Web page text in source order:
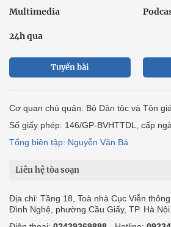
Multimedia
24h qua
Tuyến bài
Cơ quan chủ quản: Bộ Dân tộc và Tôn
Số giấy phép: 146/GP-BVHTTDL, cấp
Tổng biên tập: Nguyễn Văn Bá
Liên hệ tòa soạn
Địa chỉ: Tầng 18, Toà nhà Cục Viễn
Đình Nghệ, phường Cầu Giấy, TP. Hà Nội.